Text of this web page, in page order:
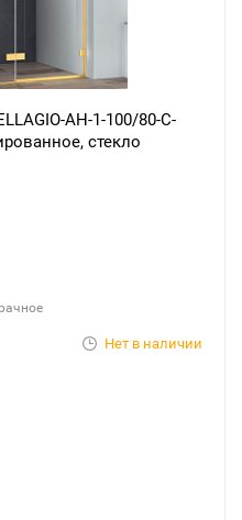
AH-1-100/80-C-
стекло
Нет в наличии